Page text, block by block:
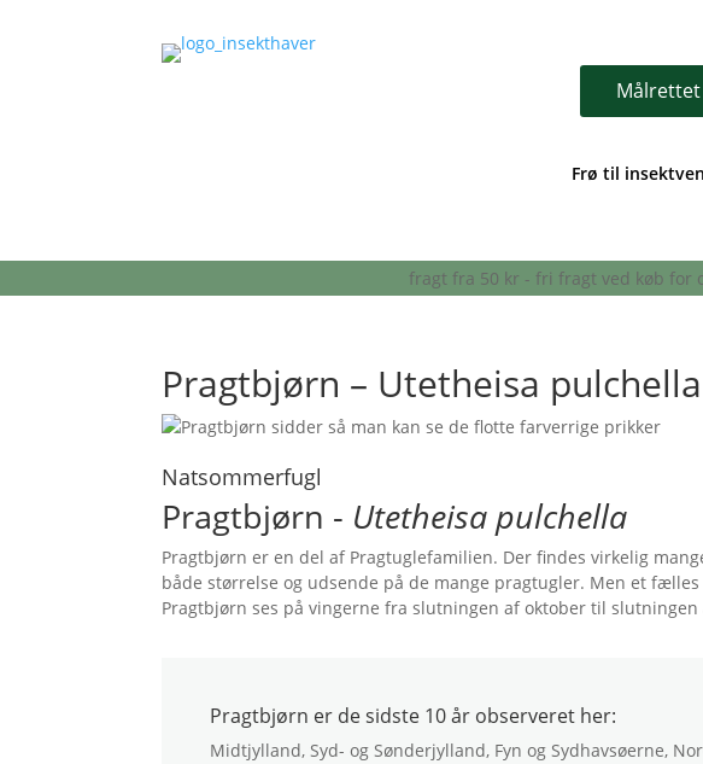
Frø til
fragt fra 50 kr - fri fragt ved køb for
Pragtbjørn – Utetheisa pulchella
Natsommerfugl
Pragtbjørn - Utetheisa pulchella
Pragtbjørn er en del af Pragtuglefamilien. Der findes virkelig
både størrelse og udsende på de mange pragtugler. Men et
Pragtbjørn ses på vingerne fra slutningen af oktober til slutningen
Pragtbjørn er de sidste 10 år observeret her:
Midtjylland, Syd- og Sønderjylland, Fyn og Sydhavsøerne,